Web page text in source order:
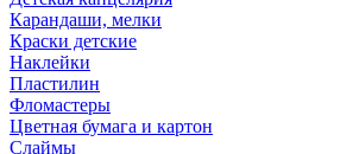
Карандаши, мелки
Краски детские
Наклейки
Пластилин
Фломастеры
Цветная бумага и картон
Слаймы